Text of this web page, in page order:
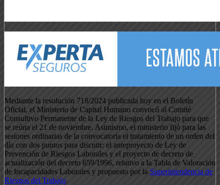
Mediante la resolución 718/2024 publicada hoy en el Boletín
Oficial, el Ministerio de Capital Humano convocó al Comité
Consultivo Permanente de la Ley de Riesgos del Trabajo para que
se reúna el 21 de noviembre. Asimismo, el ministerio fijó para las
sesiones ordinarias de la convocatoria el tratamiento de un orden del
día con dos puntos para discutir: el anteproyecto de Ley de
Prevención de Riesgos Laborales y el proyecto de decreto de
actualización del decreto 659/1996, relativo a la Tabla de Valoración
de Incapacidades Laborales y propuesto por la Superintendencia de
Riesgos del Trabajo.